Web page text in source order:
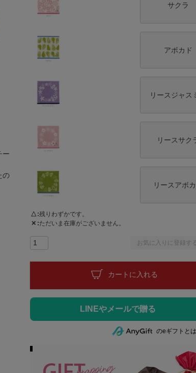
ー
の
サクラ
アボカド
リースジャス
リースサク
リースアボ
△ 残りわずかです。
✕ ただいま在庫がございません。
お気に入りに登録す
カートに入れる
のeギフトと